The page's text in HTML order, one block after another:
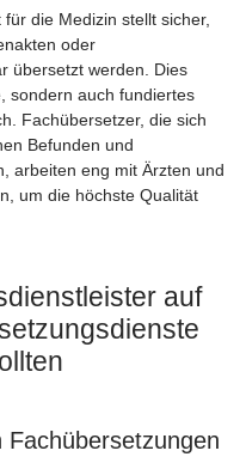
die Medizin stellt sicher,
oder
übersetzt werden. Dies
sondern auch fundiertes
Fachübersetzer, die sich
Befunden und
arbeiten eng mit Ärzten und
um die höchste Qualität
auf